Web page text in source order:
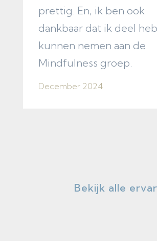
prettig. En, ik ben ook
dankbaar dat ik deel heb
kunnen nemen aan de
Mindfulness groep.
December 2024
Bekijk alle